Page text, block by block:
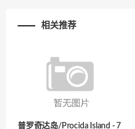
相关推荐
普罗奇达岛/Procida Island - 7